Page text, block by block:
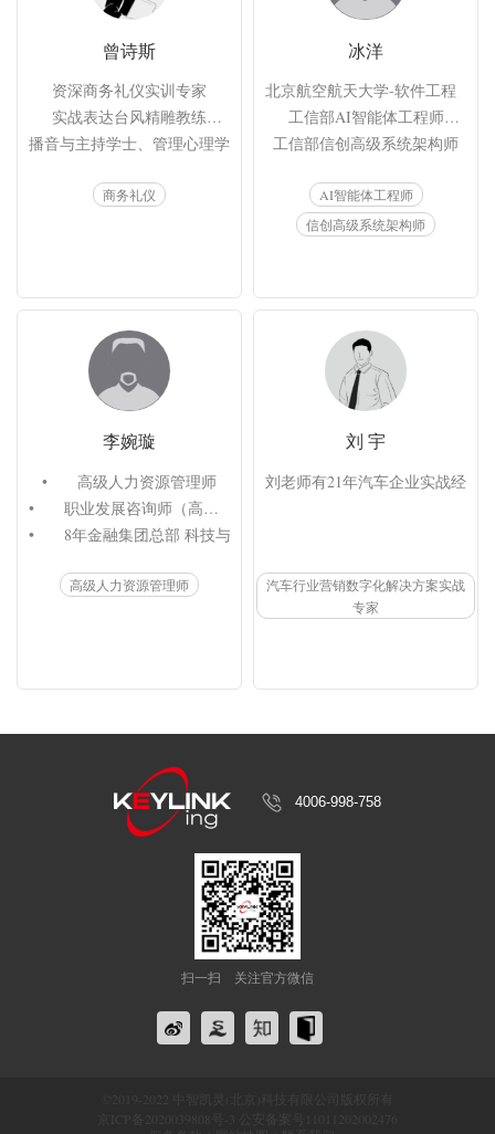
曾诗斯
资深商务礼仪实训专家
实战表达台风精雕教练
播音与主持学士、管理心理学硕士
六秒钟情商国际认证讲师测评师
《商礼塑品牌©情境商务礼仪沙盘》课程研发者
商务礼仪
冰洋
北京航空航天大学-软件工程（大
工信部AI智能体工程师
工信部信创高级系统架构师
微软Azure云专家认证
腾讯TCA和TCP认证
AI智能体工程师
信创高级系统架构师
李婉璇
•	高级人力资源管理师
•	职业发展咨询师（高级）
•	8年金融集团总部 科技与运营条线培训负责人
•	3年互联网企业 中高管管理教练
•	6年培训咨询领域 解决方案及赋能专家
高级人力资源管理师
刘 宇
刘老师有21年汽车企业实战经验
汽车行业营销数字化解决方案实战
专家
4006-998-758
扫一扫 关注官方微信